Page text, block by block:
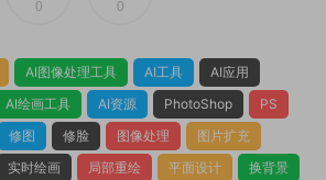
0 0
AI图像处理工具 AI工具
AI应用
AI绘画工具 AI资源 PhotoShop
PS
修图 修脸 图像处理
图片扩充
实时绘画 局部重绘 平面设计
换背景